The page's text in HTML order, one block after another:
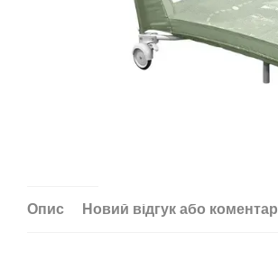
Опис Новий відгук або коментар